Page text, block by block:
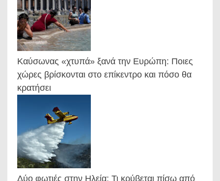
Καύσωνας «χτυπά» ξανά την Ευρώπη: Ποιες
χώρες βρίσκονται στο επίκεντρο και πόσο θα
κρατήσει
Δύο φωτιές στην Ηλεία: Τι κρύβεται πίσω από